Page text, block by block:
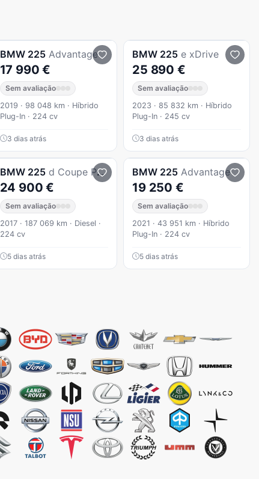
BMW 225 Advantage
17 990 €
Sem avaliação
2019 · 98 048 km · Híbrido
Plug-In · 224 cv
3 dias atrás
BMW 225 e xDrive
25 890 €
Sem avaliação
2023 · 85 832 km · Híbrido
Plug-In · 245 cv
3 dias atrás
BMW 225 d Coupe Pack M Auto
24 900 €
Sem avaliação
2017 · 187 069 km · Diesel ·
224 cv
5 dias atrás
BMW 225 Advantage
19 250 €
Sem avaliação
2021 · 43 951 km · Híbrido
Plug-In · 224 cv
5 dias atrás